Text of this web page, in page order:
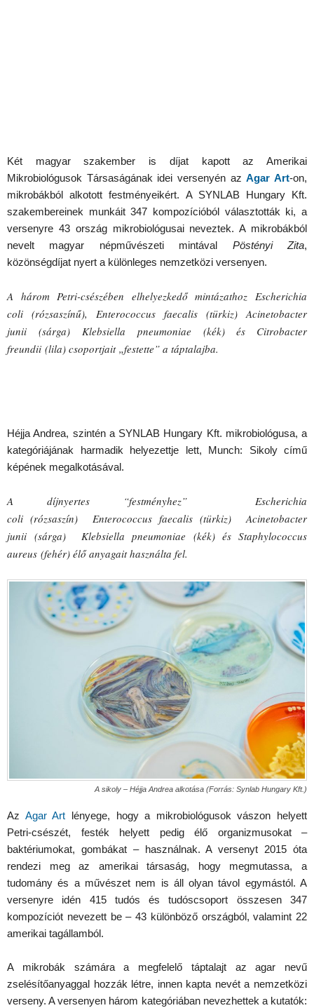
Két magyar szakember is díjat kapott az Amerikai
Mikrobiológusok Társaságának idei versenyén azAgar Art-on,
mikrobákból alkotott festményeikért. A SYNLAB Hungary Kft.
szakembereinek munkáit 347 kompozícióból választották ki, a
versenyre 43 ország mikrobiológusai neveztek. A mikrobákból
nevelt magyar népművészeti mintával Pöstényi Zita,
közönségdíjat nyert a különleges nemzetközi versenyen.
A három Petri-csészében elhelyezkedő mintázathoz Escherichia
coli (rózsaszínű), Enterococcus faecalis (türkiz) Acinetobacter
junii (sárga) Klebsiella pneumoniae (kék) és Citrobacter
freundii (lila) csoportjait „festette” a táptalajba.
Héjja Andrea, szintén a SYNLAB Hungary Kft. mikrobiológusa, a
kategóriájának harmadik helyezettje lett, Munch: Sikoly című
képének megalkotásával.
A díjnyertes “festményhez” Escherichia
coli (rózsaszín) Enterococcus faecalis (türkiz) Acinetobacter
junii (sárga) Klebsiella pneumoniae (kék) és Staphylococcus
aureus (fehér) élő anyagait használta fel.
A sikoly – Héjja Andrea alkotása (Forrás: Synlab Hungary Kft.)
Az Agar Art lényege, hogy a mikrobiológusok vászon helyett
Petri-csészét, festék helyett pedig élő organizmusokat –
baktériumokat, gombákat – használnak. A versenyt 2015 óta
rendezi meg az amerikai társaság, hogy megmutassa, a
tudomány és a művészet nem is áll olyan távol egymástól. A
versenyre idén 415 tudós és tudóscsoport összesen 347
kompozíciót nevezett be – 43 különböző országból, valamint 22
amerikai tagállamból.
A mikrobák számára a megfelelő táptalajt az agar nevű
zselésítőanyaggal hozzák létre, innen kapta nevét a nemzetközi
verseny. A versenyen három kategóriában nevezhettek a kutatók: